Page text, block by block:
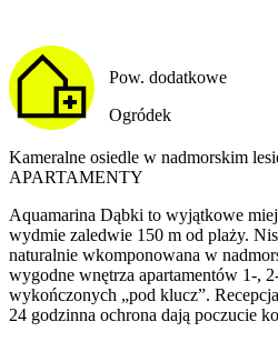
Pow. dodatkowe
Ogródek
Kameralne osiedle w nadmorskim
APARTAMENTY
Aquamarina Dąbki to wyjątkowe
wydmie zaledwie 150 m od plaży.
naturalnie wkomponowana w
wygodne wnętrza apartamentów 1-,
wykończonych „pod klucz”.
24 godzinna ochrona dają poczucie